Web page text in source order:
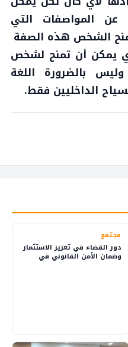
المواصفات التي
الشخص هذه الصفة
يمكن أن تمنح لشخص
بالضرورة اللغة
الداخليين فقط.
مجتمع
دور القضاء في تعزيز الاستثمار
وضمان الأمن القانوني في